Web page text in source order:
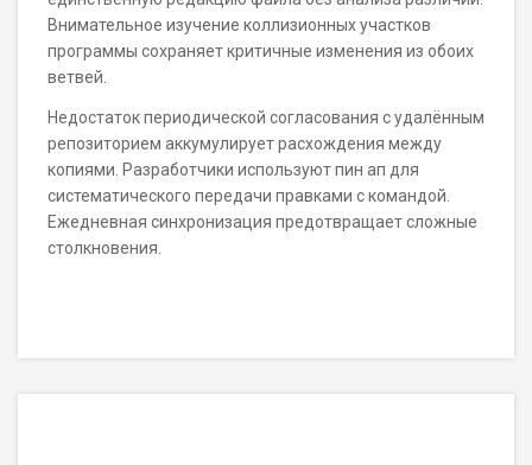
Внимательное изучение коллизионных участков
программы сохраняет критичные изменения из обоих
ветвей.
Недостаток периодической согласования с удалённым
репозиторием аккумулирует расхождения между
копиями. Разработчики используют пин ап для
систематического передачи правками с командой.
Ежедневная синхронизация предотвращает сложные
столкновения.